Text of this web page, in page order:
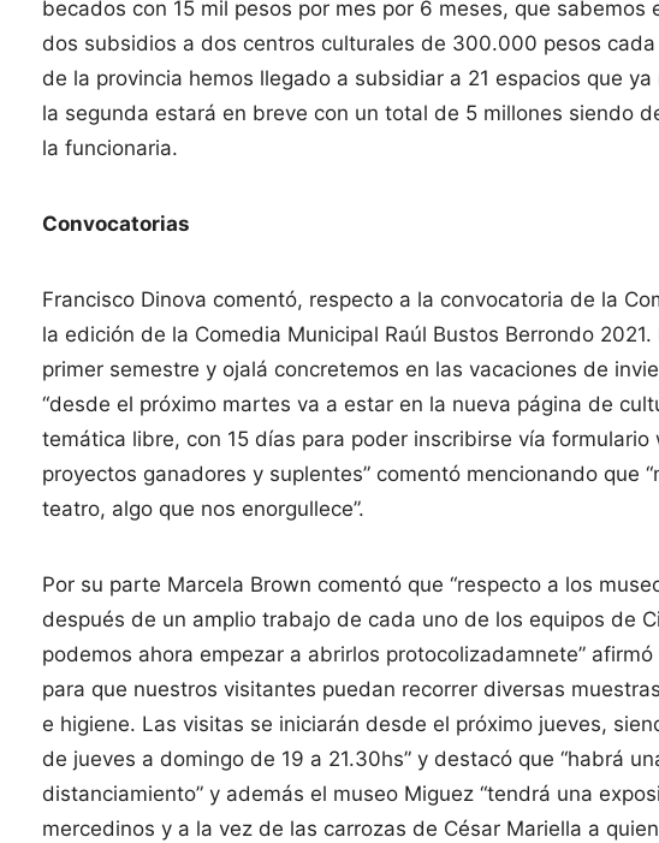
becados con 15 mil pesos por mes por 6 meses, que
dos subsidios a dos centros culturales de 300.000 pesos
de la provincia hemos llegado a subsidiar a 21 espacios que
la segunda estará en breve con un total de 5 millones siendo
la funcionaria.
Convocatorias
Francisco Dinova comentó, respecto a la convocatoria de la
la edición de la Comedia Municipal Raúl Bustos Berrondo
primer semestre y ojalá concretemos en las vacaciones de
“desde el próximo martes va a estar en la nueva página de
temática libre, con 15 días para poder inscribirse vía formulario
proyectos ganadores y suplentes” comentó mencionando que
teatro, algo que nos enorgullece”.
Por su parte Marcela Brown comentó que “respecto a los
después de un amplio trabajo de cada uno de los equipos de
podemos ahora empezar a abrirlos protocolizadamnete”
para que nuestros visitantes puedan recorrer diversas
e higiene. Las visitas se iniciarán desde el próximo jueves,
de jueves a domingo de 19 a 21.30hs” y destacó que “habrá
distanciamiento” y además el museo Miguez “tendrá una
mercedinos y a la vez de las carrozas de César Mariella a